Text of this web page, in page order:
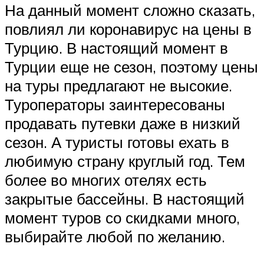
На данный момент сложно сказать,
повлиял ли коронавирус на цены в
Турцию. В настоящий момент в
Турции еще не сезон, поэтому цены
на туры предлагают не высокие.
Туроператоры заинтересованы
продавать путевки даже в низкий
сезон. А туристы готовы ехать в
любимую страну круглый год. Тем
более во многих отелях есть
закрытые бассейны. В настоящий
момент туров со скидками много,
выбирайте любой по желанию.